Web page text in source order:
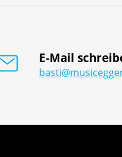
E-Mail